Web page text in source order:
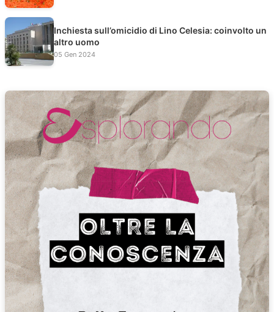
Inchiesta sull’omicidio di Lino Celesia: coinvolto un
altro uomo
05 Gen 2024